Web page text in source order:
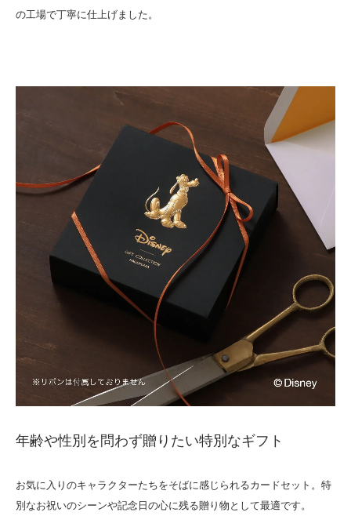
の工場で丁寧に仕上げました。
年齢や性別を問わず贈りたい特別なギフト
お気に入りのキャラクターたちをそばに感じられるカードセット。特
別なお祝いのシーンや記念日の心に残る贈り物として最適です。